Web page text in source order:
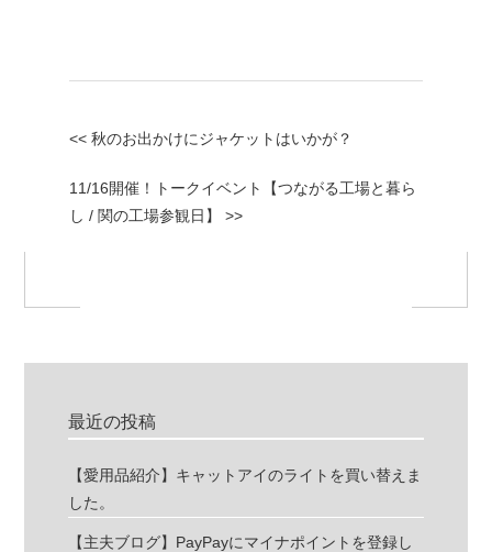
<< 秋のお出かけにジャケットはいかが？
11/16開催！トークイベント【つながる工場と暮ら
し / 関の工場参観日】 >>
最近の投稿
【愛用品紹介】キャットアイのライトを買い替えま
した。
【主夫ブログ】PayPayにマイナポイントを登録し